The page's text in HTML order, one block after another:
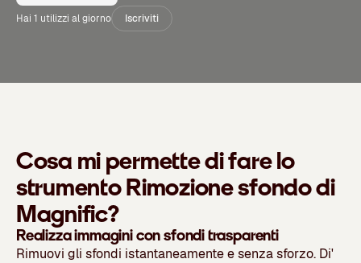
Hai 1 utilizzi al giorno
Iscriviti
Cosa mi permette di fare lo
strumento Rimozione sfondo di
Magnific?
Realizza immagini con sfondi trasparenti
Rimuovi gli sfondi istantaneamente e senza sforzo. Di'